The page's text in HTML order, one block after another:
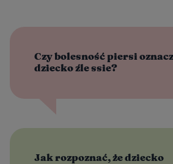
Czy bolesność piersi
dziecko źle ssie?
Jak rozpoznać, że dziecko